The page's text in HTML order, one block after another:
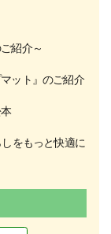
紹介～
ット』のご紹介
をもっと快適に